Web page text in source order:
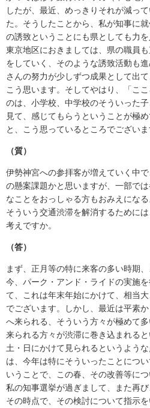
したが、最近、めっきりそれが減っ
た。そうしたことから、私が知事に
の誘致ということにも県としても力
東京地区におきましては、県の職員
をしていく、そのような誘致活動も
さんの努力が少しずつ成果として出
こう思います。そしてやはり、「こ
のは、小学校、中学校のそういった
見て、感じてもらうということが極
と、こう思っているところでございま
（質）
伊勢神宮への参拝客が増えていく中
の懸案課題かと思いますが、一部で
なことをおっしゃる方もおみえにな
そういう交通渋滞を解消するために
考えですか。
（答）
まず、正月等の特に来客の多い時期
今、パーク・アンド・ライドの実施
て、これは年末年始にかけて、相当
でございます。しかし、最近は平素
へ来られる、そういう方々が極めて
来られる方々が渋滞に巻き込まれる
土・日にかけて見られるというよう
は、今年は特にそういったことにつ
いうことで、この春、その改善等に
私の知事選挙が過ぎまして、また再
その時点で、その検討について指示